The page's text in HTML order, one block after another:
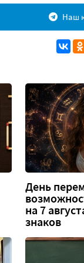
Наш
День
на 7
знаков